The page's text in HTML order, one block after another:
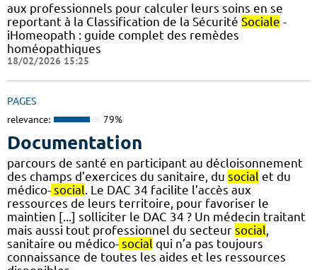
aux professionnels pour calculer leurs soins en se
reportant à la Classification de la Sécurité Sociale -
iHomeopath : guide complet des remèdes
homéopathiques
18/02/2026 15:25
PAGES
relevance: 79%
Documentation
parcours de santé en participant au décloisonnement
des champs d’exercices du sanitaire, du social et du
médico- social. Le DAC 34 facilite l’accès aux
ressources de leurs territoire, pour favoriser le
maintien [...] solliciter le DAC 34 ? Un médecin traitant
mais aussi tout professionnel du secteur social,
sanitaire ou médico- social qui n’a pas toujours
connaissance de toutes les aides et les ressources